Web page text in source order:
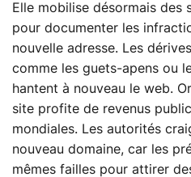
Elle mobilise désormais des
pour documenter les
nouvelle adresse. Les
comme les guets-apens ou
hantent à nouveau le web.
site profite de revenus
mondiales. Les autorités
nouveau domaine, car les
mêmes failles pour attirer